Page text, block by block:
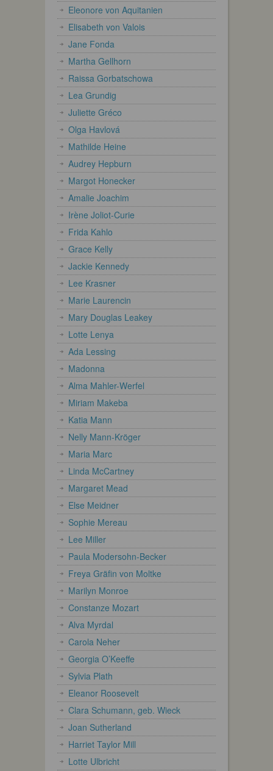
Eleonore von Aquitanien
Elisabeth von Valois
Jane Fonda
Martha Gellhorn
Raissa Gorbatschowa
Lea Grundig
Juliette Gréco
Olga Havlová
Mathilde Heine
Audrey Hepburn
Margot Honecker
Amalie Joachim
Irène Joliot-Curie
Frida Kahlo
Grace Kelly
Jackie Kennedy
Lee Krasner
Marie Laurencin
Mary Douglas Leakey
Lotte Lenya
Ada Lessing
Madonna
Alma Mahler-Werfel
Miriam Makeba
Katia Mann
Nelly Mann-Kröger
Maria Marc
Linda McCartney
Margaret Mead
Else Meidner
Sophie Mereau
Lee Miller
Paula Modersohn-Becker
Freya Gräfin von Moltke
Marilyn Monroe
Constanze Mozart
Alva Myrdal
Carola Neher
Georgia O’Keeffe
Sylvia Plath
Eleanor Roosevelt
Clara Schumann, geb. Wieck
Joan Sutherland
Harriet Taylor Mill
Lotte Ulbricht